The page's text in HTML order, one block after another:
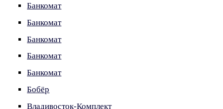
Банкомат
Банкомат
Банкомат
Банкомат
Банкомат
Бобёр
Владивосток-Комплект